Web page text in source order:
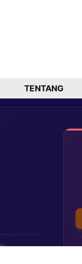
TENTANG